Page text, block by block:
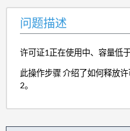
问题描述
许可证1正在使用中、容量低
此操作步骤 介绍了如何释放
2。